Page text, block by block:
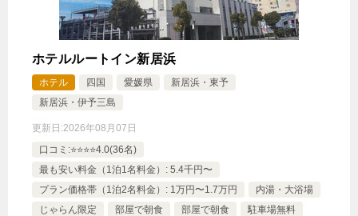
ホテルルートイン新居浜
ホテル 四国 愛媛県
新居浜・東予
新居浜・伊予三島
更新日:2026年08月07日
口コミ:⭐️⭐️⭐️⭐️4.0(36名)
最も安い料金（1泊1名料金）: 5.4千円〜
プラン価格帯（1泊2名料金）: 1万円〜1.7万円
内湯・大浴場
じゃらん限定
部屋で朝食 部屋で朝食
駐車場無料